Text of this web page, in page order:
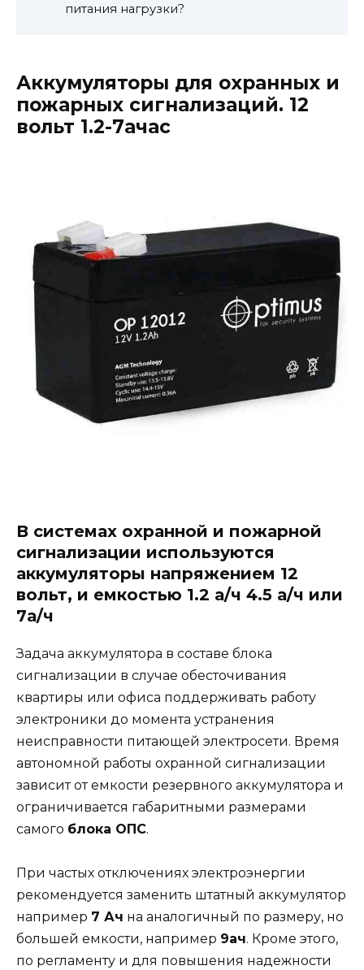
питания нагрузки?
Аккумуляторы для охранных и
пожарных сигнализаций. 12
вольт 1.2-7ачас
В системах охранной и пожарной
сигнализации используются
аккумуляторы напряжением 12
вольт, и емкостью 1.2 а/ч 4.5 а/ч или
7а/ч
Задача аккумулятора в составе блока
сигнализации в случае обесточивания
квартиры или офиса поддерживать работу
электроники до момента устранения
неисправности питающей электросети. Время
автономной работы охранной сигнализации
зависит от емкости резервного аккумулятора и
ограничивается габаритными размерами
самого блока ОПС.
При частых отключениях электроэнергии
рекомендуется заменить штатный аккумулятор
например 7 Ач на аналогичный по размеру, но
большей емкости, например 9ач. Кроме этого,
по регламенту и для повышения надежности